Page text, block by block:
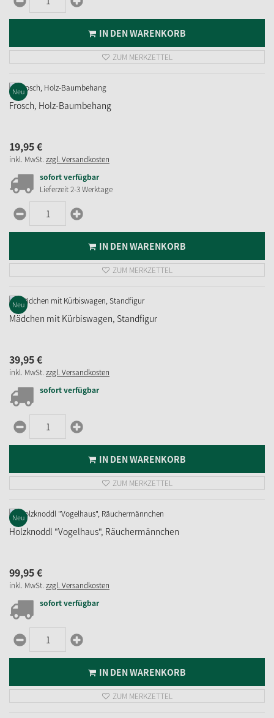
IN DEN WARENKORB
ZUM MERKZETTEL
Neu
Frosch, Holz-Baumbehang
19,95€
inkl. MwSt. zzgl. Versandkosten
sofort verfügbar
Lieferzeit 2-3 Werktage
IN DEN WARENKORB
ZUM MERKZETTEL
Neu
Mädchen mit Kürbiswagen, Standfigur
39,95€
inkl. MwSt. zzgl. Versandkosten
sofort verfügbar
IN DEN WARENKORB
ZUM MERKZETTEL
Neu
Holzknoddl "Vogelhaus", Räuchermännchen
99,95€
inkl. MwSt. zzgl. Versandkosten
sofort verfügbar
IN DEN WARENKORB
ZUM MERKZETTEL